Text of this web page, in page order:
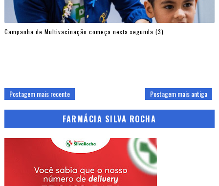
Campanha de Multivacinação começa nesta segunda (3)
Postagem mais recente Postagem mais antiga
FARMÁCIA SILVA ROCHA